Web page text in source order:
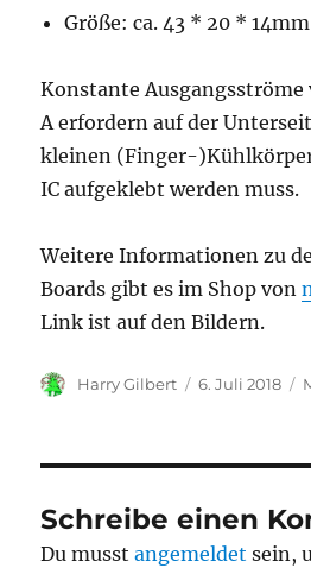
Größe: ca. 43 * 20 *
Konstante Ausgangsströme
A erfordern auf der
kleinen (Finger-
IC aufgeklebt werden muss.
Weitere Informationen zu
Boards gibt es im Shop von
Link ist auf den Bildern.
Autor
Harry Gilbert
Veröffentlicht
6. Juli 2018
Schreibe einen
Du musstangemeldet sein,